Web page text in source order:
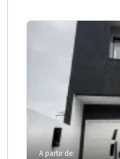
A partir de: